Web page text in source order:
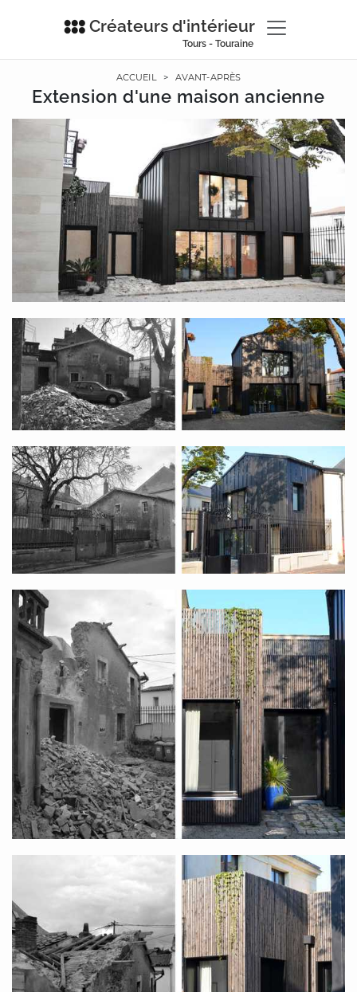
Créateurs d'intérieur
Tours - Touraine
ACCUEIL > AVANT-APRÈS
Extension d'une maison ancienne